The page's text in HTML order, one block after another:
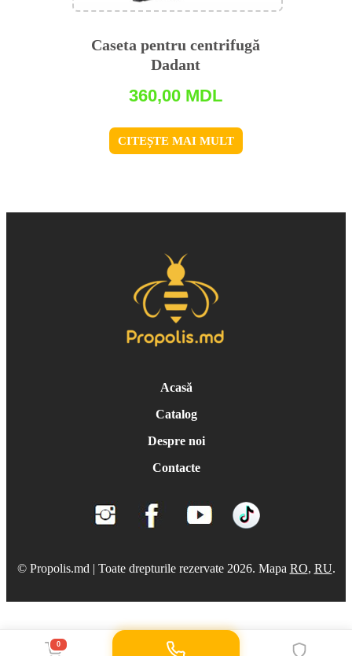
0
Caseta pentru centrifugă
Dadant
360,00 MDL
CITEȘTE MAI MULT
Acasă
Catalog
Despre noi
Contacte
© Propolis.md | Toate drepturile rezervate 2026. Mapa RO, RU.